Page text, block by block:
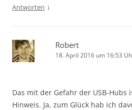
Antworten ↓
Robert
18. April 2016 um 16:53
Das mit der Gefahr der USB-
Hinweis. Ja, zum Glück hab ich